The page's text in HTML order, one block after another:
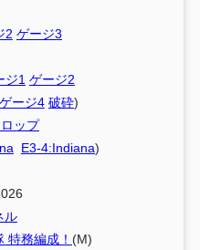
2 ゲージ3
ジ1 ゲージ2
ゲージ4 破砕)
ロップ
E3-4:Indiana)
ル
特務編成！ (M)